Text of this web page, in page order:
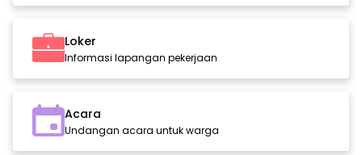
Loker
Informasi lapangan pekerjaan
Acara
Undangan acara untuk warga